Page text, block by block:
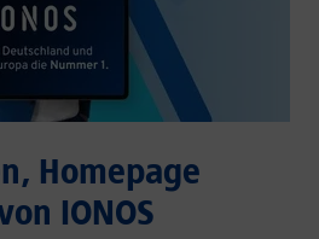
Homepage
IONOS